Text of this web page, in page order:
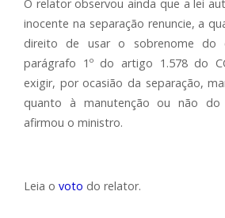
O relator observou ainda que a lei
inocente na separação renuncie, a
direito de usar o sobrenome do
parágrafo 1º do artigo 1.578 do
exigir, por ocasião da separação,
quanto à manutenção ou não do
afirmou o ministro.
Leia o voto do relator.